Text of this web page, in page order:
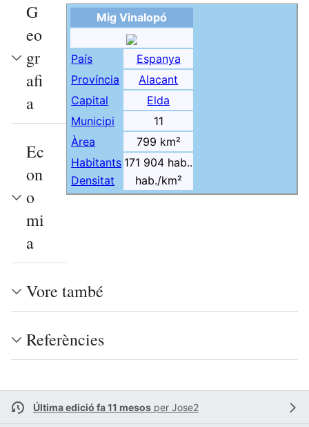
Mig Vinalopó
País
Espanya
Província
Alacant
Capital
Elda
Municipi
11
Àrea
799 km²
Habitants
Densitat
171 904 hab..
hab./km²
G
eo
gr
afi
a
Ec
on
o
mi
a
Vore també
Referències
Última edició fa 11 mesos per Jose2